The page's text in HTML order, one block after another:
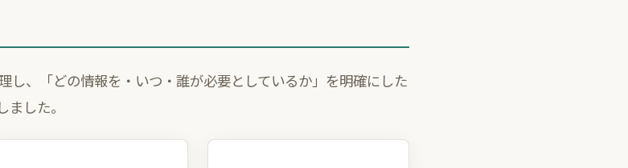
し、「どの情報を・いつ・誰が必要としているか」を明確にした
した。